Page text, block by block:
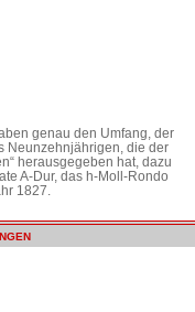
genau den Umfang, der
Neunzehnjährigen, die der
herausgegeben hat, dazu
A-Dur, das h-Moll-Rondo
1827.